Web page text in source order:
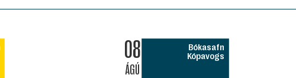
08
ÁGÚ
Bókasafn
Kópavogs